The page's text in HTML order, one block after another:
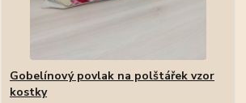
Gobelínový povlak na polštářek vzor
kostky